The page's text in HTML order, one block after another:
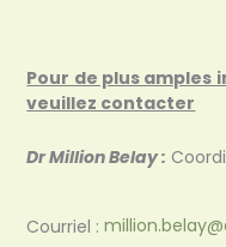
Pour de plus amples
veuillez contacter
Dr Million Belay :
Courriel :